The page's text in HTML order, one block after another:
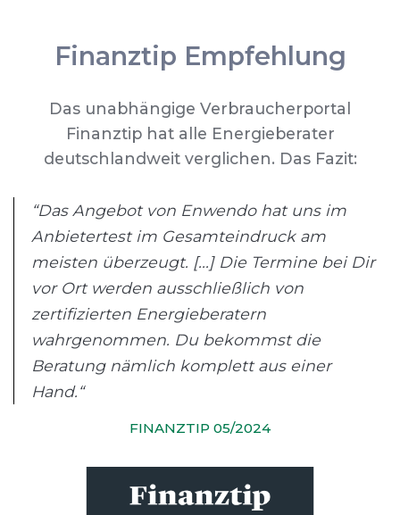
Finanztip Empfehlung
Das unabhängige Verbraucherportal
Finanztip hat alle Energieberater
deutschlandweit verglichen. Das Fazit:
“Das Angebot von Enwendo hat uns im
Anbietertest im Gesamteindruck am
meisten überzeugt. [...] Die Termine bei Dir
vor Ort werden ausschließlich von
zertifizierten Energieberatern
wahrgenommen. Du bekommst die
Beratung nämlich komplett aus einer
Hand.“
FINANZTIP 05/2024